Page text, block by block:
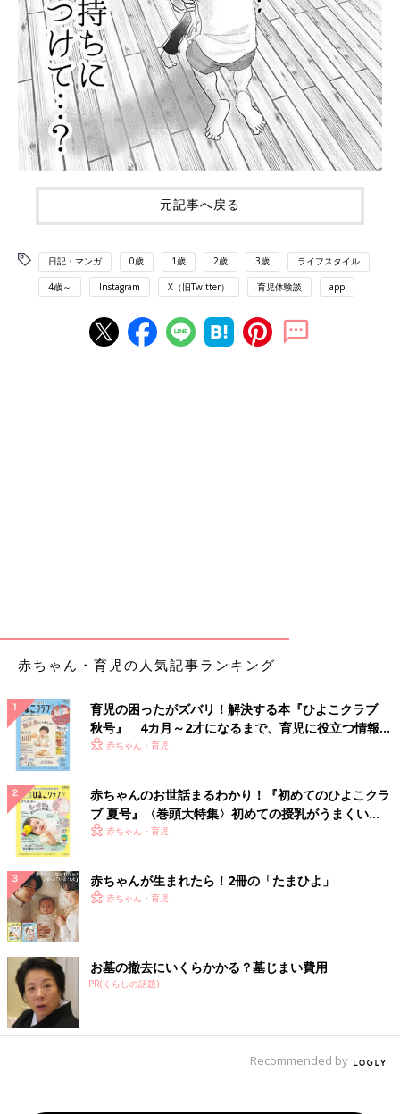
元記事へ戻る
日記・マンガ 0歳 1歳 2歳 3歳 ライフスタイル
4歳～ Instagram X（旧Twitter） 育児体験談 app
赤ちゃん・育児の人気記事ランキング
育児の困ったがズバリ！解決する本『ひよこクラブ
秋号』 4カ月～2才になるまで、育児に役立つ情報が
いっぱい！
赤ちゃん・育児
赤ちゃんのお世話まるわかり！『初めてのひよこクラ
ブ 夏号』〈巻頭大特集〉初めての授乳がうまくい
く！ おっぱい・ミルクの基本と夏のトラブル 解決テ
赤ちゃん・育児
赤ちゃんが生まれたら！2冊の「たまひよ」
赤ちゃん・育児
お墓の撤去にいくらかかる？墓じまい費用
PR(くらしの話題)
Recommended by